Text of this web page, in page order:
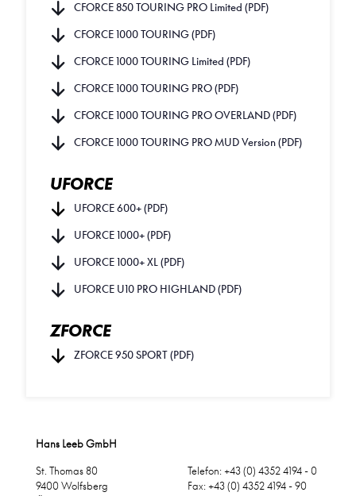
CFORCE 850 TOURING PRO Limited (PDF)
CFORCE 1000 TOURING (PDF)
CFORCE 1000 TOURING Limited (PDF)
CFORCE 1000 TOURING PRO (PDF)
CFORCE 1000 TOURING PRO OVERLAND (PDF)
CFORCE 1000 TOURING PRO MUD Version (PDF)
UFORCE
UFORCE 600+ (PDF)
UFORCE 1000+ (PDF)
UFORCE 1000+ XL (PDF)
UFORCE U10 PRO HIGHLAND (PDF)
ZFORCE
ZFORCE 950 SPORT (PDF)
Hans Leeb GmbH
St. Thomas 80
9400 Wolfsberg
Telefon: +43 (0) 4352 4194 - 0
Fax: +43 (0) 4352 4194 - 90